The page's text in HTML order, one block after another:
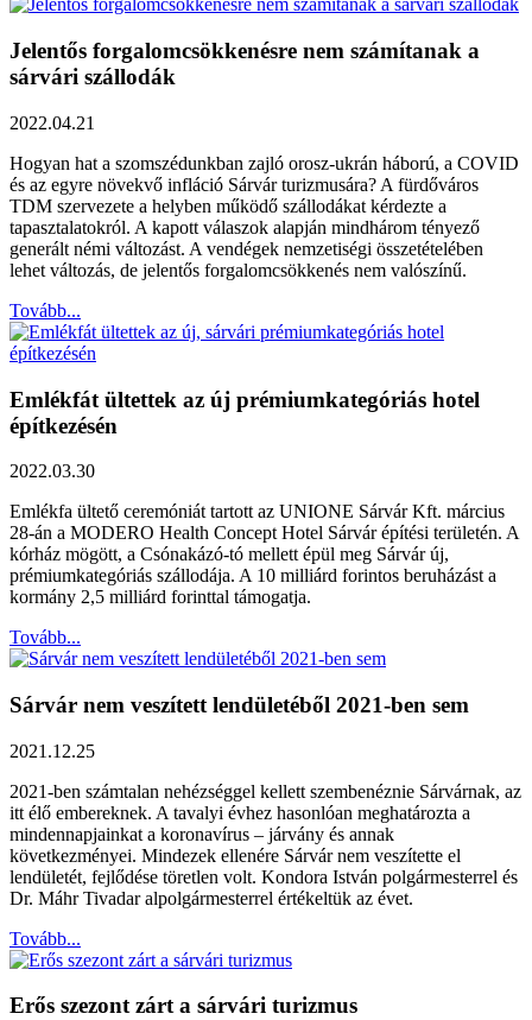
Jelentős forgalomcsökkenésre nem számítanak a
sárvári szállodák
2022.04.21
Hogyan hat a szomszédunkban zajló orosz-ukrán háború, a COVID
és az egyre növekvő infláció Sárvár turizmusára? A fürdőváros
TDM szervezete a helyben működő szállodákat kérdezte a
tapasztalatokról. A kapott válaszok alapján mindhárom tényező
generált némi változást. A vendégek nemzetiségi összetételében
lehet változás, de jelentős forgalomcsökkenés nem valószínű.
Tovább...
Emlékfát ültettek az új prémiumkategóriás hotel
építkezésén
2022.03.30
Emlékfa ültető ceremóniát tartott az UNIONE Sárvár Kft. március
28-án a MODERO Health Concept Hotel Sárvár építési területén. A
kórház mögött, a Csónakázó-tó mellett épül meg Sárvár új,
prémiumkategóriás szállodája. A 10 milliárd forintos beruházást a
kormány 2,5 milliárd forinttal támogatja.
Tovább...
Sárvár nem veszített lendületéből 2021-ben sem
2021.12.25
2021-ben számtalan nehézséggel kellett szembenéznie Sárvárnak, az
itt élő embereknek. A tavalyi évhez hasonlóan meghatározta a
mindennapjainkat a koronavírus – járvány és annak
következményei. Mindezek ellenére Sárvár nem veszítette el
lendületét, fejlődése töretlen volt. Kondora István polgármesterrel és
Dr. Máhr Tivadar alpolgármesterrel értékeltük az évet.
Tovább...
Erős szezont zárt a sárvári turizmus